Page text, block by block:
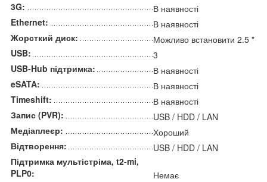
3G:
В наявності
Ethernet:
В наявності
Жорсткий диск:
Можливо встановити 2.5 "
USB:
3
USB-Hub підтримка:
В наявності
eSATA:
В наявності
Timeshift:
В наявності
Запис (PVR):
USB / HDD / LAN
Медіаплеєр:
Хороший
Відтворення:
USB / HDD / LAN
Підтримка мультістріма, t2-mi,
PLP0:
Немає